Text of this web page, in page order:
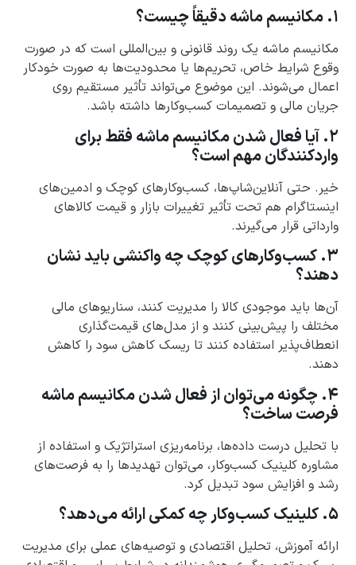
۱. مکانیسم ماشه دقیقاً چیست؟
مکانیسم ماشه یک روند قانونی و بین‌المللی است که در صورت
وقوع شرایط خاص، تحریم‌ها یا محدودیت‌ها به صورت خودکار
اعمال می‌شوند. این موضوع می‌تواند تأثیر مستقیم روی
جریان مالی و تصمیمات کسب‌وکارها داشته باشد.
۲. آیا فعال شدن مکانیسم ماشه فقط برای
واردکنندگان مهم است؟
خیر. حتی آنلاین‌شاپ‌ها، کسب‌وکارهای کوچک و ادمین‌های
اینستاگرام هم تحت تأثیر تغییرات بازار و قیمت کالاهای
وارداتی قرار می‌گیرند.
۳. کسب‌وکارهای کوچک چه واکنشی باید نشان
دهند؟
آن‌ها باید موجودی کالا را مدیریت کنند، سناریوهای مالی
مختلف را پیش‌بینی کنند و از مدل‌های قیمت‌گذاری
انعطاف‌پذیر استفاده کنند تا ریسک کاهش سود را کاهش
دهند.
۴. چگونه می‌توان از فعال شدن مکانیسم ماشه
فرصت ساخت؟
با تحلیل درست داده‌ها، برنامه‌ریزی استراتژیک و استفاده از
مشاوره کلینیک کسب‌وکار، می‌توان تهدیدها را به فرصت‌های
رشد و افزایش سود تبدیل کرد.
۵. کلینیک کسب‌وکار چه کمکی ارائه می‌دهد؟
ارائه آموزش، تحلیل اقتصادی و توصیه‌های عملی برای مدیریت